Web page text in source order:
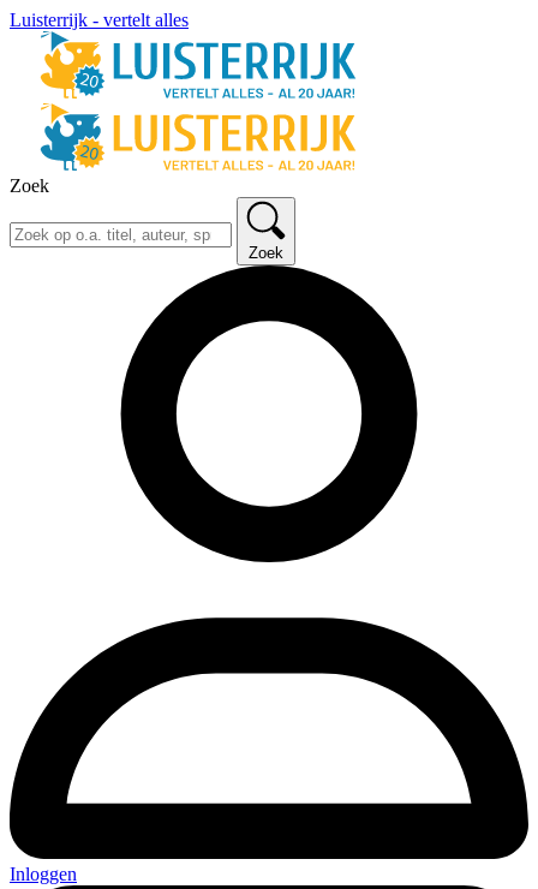
Luisterrijk - vertelt alles
Zoek
Zoek
Inloggen